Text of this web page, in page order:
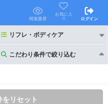
閲覧履歴
お気に入
り
ログイン
リフレ・ボディケア
こだわり条件で絞り込む
こだわり条件で絞り込む
をリセット